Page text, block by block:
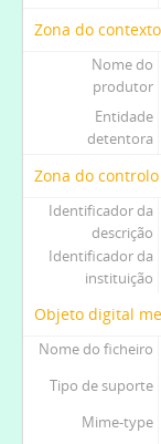
Zona do contexto
Nome do
produtor
Entidade
detentora
Zona do
Identificador da
descrição
Identificador da
instituição
Objeto digital
Nome do ficheiro
Tipo de suporte
Mime-type